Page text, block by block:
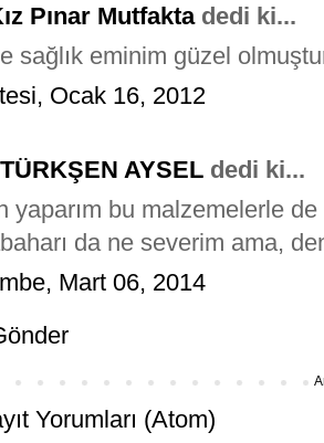
Pınar Mutfaktadedi ki...
sağlık eminim güzel
Ocak 16, 2012
AYSEL dedi ki...
yaparım bu malzemelerle
da ne severim ama,
Mart 06, 2014
Yorumları (Atom)